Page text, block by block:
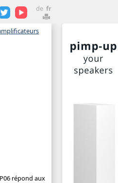
de fr
répond aux